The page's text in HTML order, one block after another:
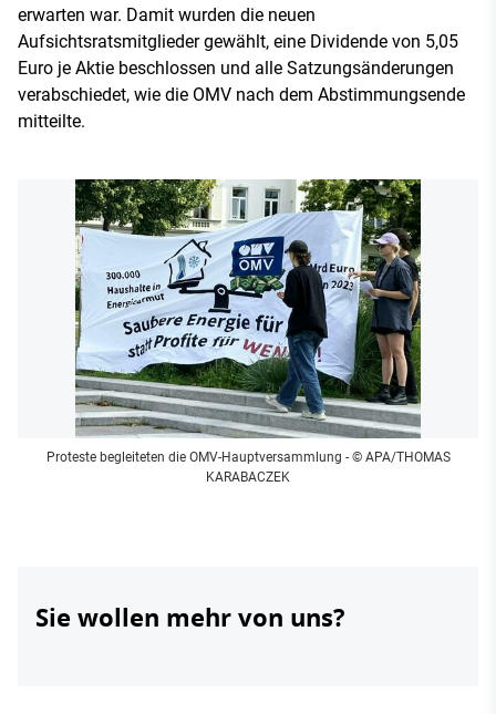
erwarten war. Damit wurden die neuen
Aufsichtsratsmitglieder gewählt, eine Dividende von 5,05
Euro je Aktie beschlossen und alle Satzungsänderungen
verabschiedet, wie die OMV nach dem Abstimmungsende
mitteilte.
Proteste begleiteten die OMV-Hauptversammlung - © APA/THOMAS
KARABACZEK
Sie wollen mehr von uns?